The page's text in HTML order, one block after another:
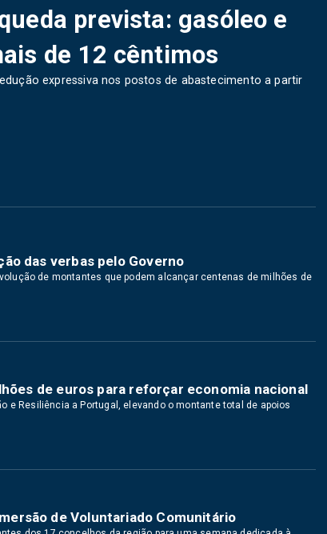
prevista: gasóleo e
de 12 cêntimos
expressiva nos postos de abastecimento a partir
das verbas pelo Governo
de montantes que podem alcançar centenas de milhões de
de euros para reforçar economia nacional
e Resiliência a Portugal, elevando o montante total de apoios
de Voluntariado Comunitário